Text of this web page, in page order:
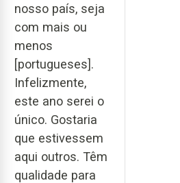
nosso país, seja
com mais ou
menos
[portugueses].
Infelizmente,
este ano serei o
único. Gostaria
que estivessem
aqui outros. Têm
qualidade para